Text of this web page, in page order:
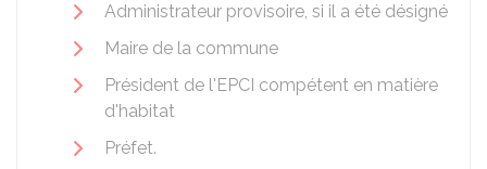
Administrateur provisoire, si il a été désigné
Maire de la commune
Président de l'EPCI compétent en matière
d'habitat
Préfet.